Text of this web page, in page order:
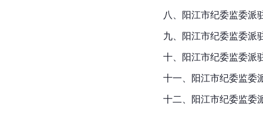
八、阳江市纪委监委派
九、阳江市纪委监委派
十、阳江市纪委监委派
十一、阳江市纪委监委
十二、阳江市纪委监委